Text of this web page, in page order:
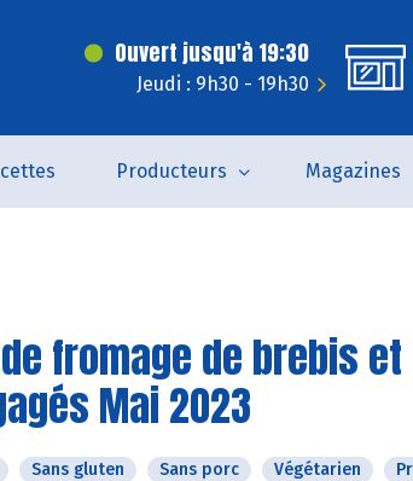
Ouvert jusqu'à 19:30
Jeudi : 9h30 - 19h30
Producteurs Magazines
fromage de brebis
Mai 2023
Sans gluten Sans porc Végétarien